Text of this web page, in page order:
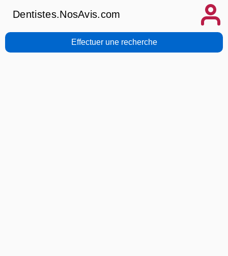
Dentistes.NosAvis.com
Effectuer une recherche